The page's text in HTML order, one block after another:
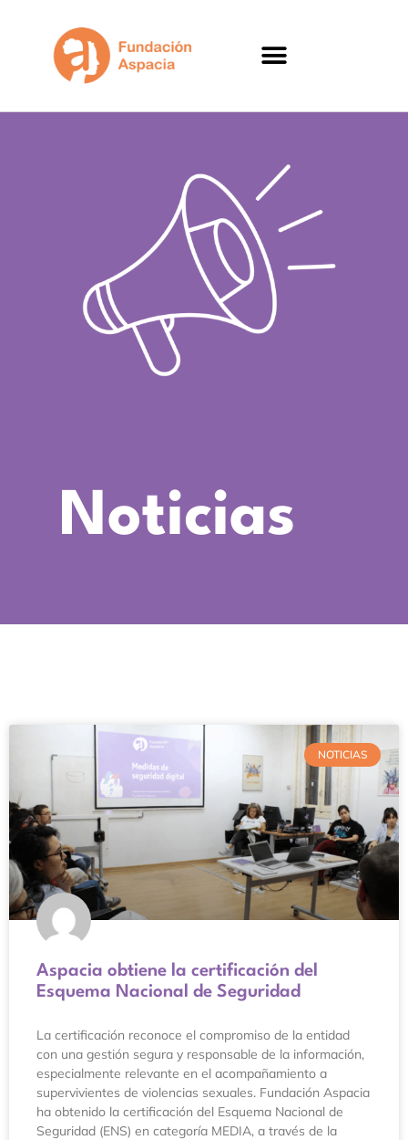
Noticias
NOTICIAS
Aspacia obtiene la certificación del
Esquema Nacional de Seguridad
La certificación reconoce el compromiso de la entidad
con una gestión segura y responsable de la información,
especialmente relevante en el acompañamiento a
supervivientes de violencias sexuales. Fundación Aspacia
ha obtenido la certificación del Esquema Nacional de
Seguridad (ENS) en categoría MEDIA, a través de la